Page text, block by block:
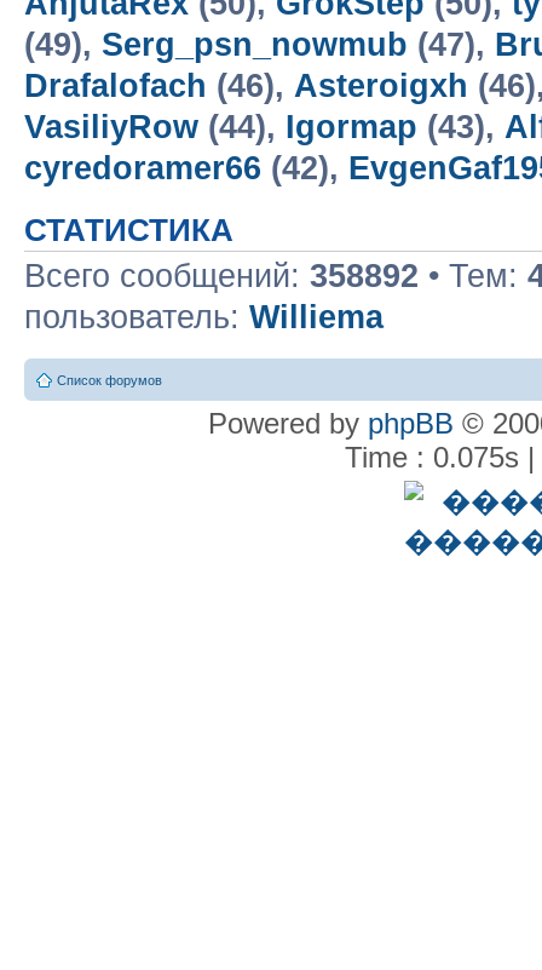
(49), Serg_psn_nowmub (47),
Drafalofach (46), Asteroigxh
VasiliyRow (44), Igormap (43),
cyredoramer66 (42),
СТАТИСТИКА
Всего сообщений: 358892 • Тем:
пользователь: Williema
Список форумов
Powered by phpBB ©
Time : 0.075s